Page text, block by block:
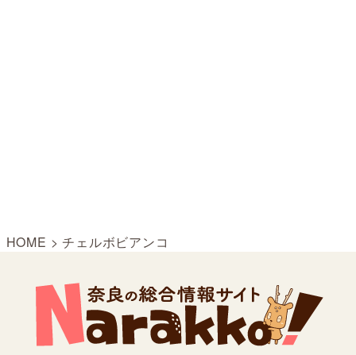
HOME >チェルボビアンコ